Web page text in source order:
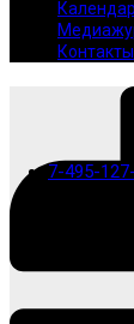
7-495-
Контакты